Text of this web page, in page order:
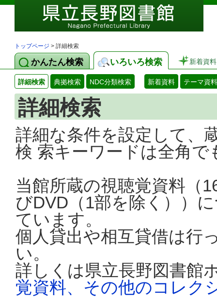
トップページ > 詳細検索
かんたん検索 いろいろ検索 新着資料
詳細検索 典拠検索 NDC分類検索 新着資料 テーマ資料
詳細検索
詳細な条件を設定して、
検 索キーワードは全角
当館所蔵の視聴覚資料（
びDVD（1部を除く））
ています。
個人貸出や相互貸借は行
い。
詳しくは県立長野図書館
覚資料、その他のコレク